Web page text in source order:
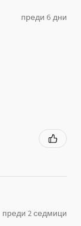
преди 6 дни
преди 2 седмици